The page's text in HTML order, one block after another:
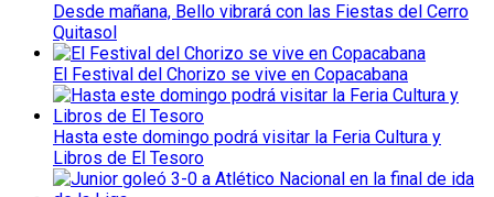
Desde mañana, Bello vibrará con las Fiestas del Cerro
Quitasol
El Festival del Chorizo se vive en Copacabana
Hasta este domingo podrá visitar la Feria Cultura y
Libros de El Tesoro